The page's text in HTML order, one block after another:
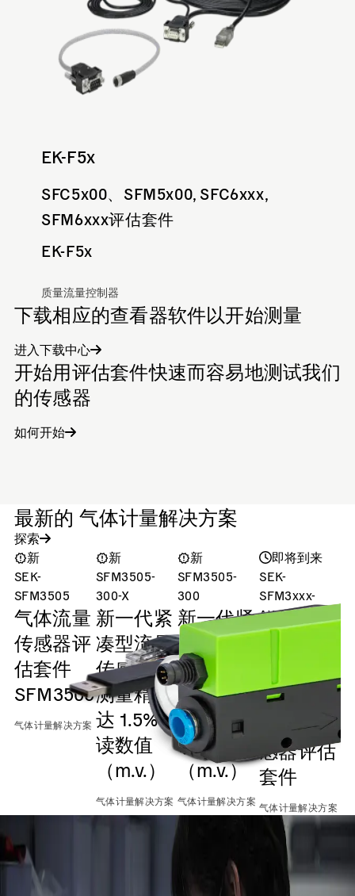
EK-F5x
SFC5x00、SFM5x00, SFC6xxx,
SFM6xxx评估套件
EK-F5x
质量流量控制器
下载相应的查看器软件以开始测量
进入下载中心
开始用评估套件快速而容易地测试我们
的传感器
如何开始
最新的 气体计量解决方案
探索
新
SEK-
SFM3505
气体流量
传感器评
估套件
SFM3505
气体计量解决方案
新
SFM3505-
300-X
新一代紧
凑型流量
传感器，
测量精度
达 1.5%
读数值
（m.v.）
气体计量解决方案
新
SFM3505-
300
新一代紧
凑型流量
传感器，
测量精度
达 2.3%
读数值
（m.v.）
气体计量解决方案
即将到来
SEK-
SFM3xxx-
AW/D
Evaluation
SFM3xxx-
AW/D气
体流量传
感器评估
套件
气体计量解决方案